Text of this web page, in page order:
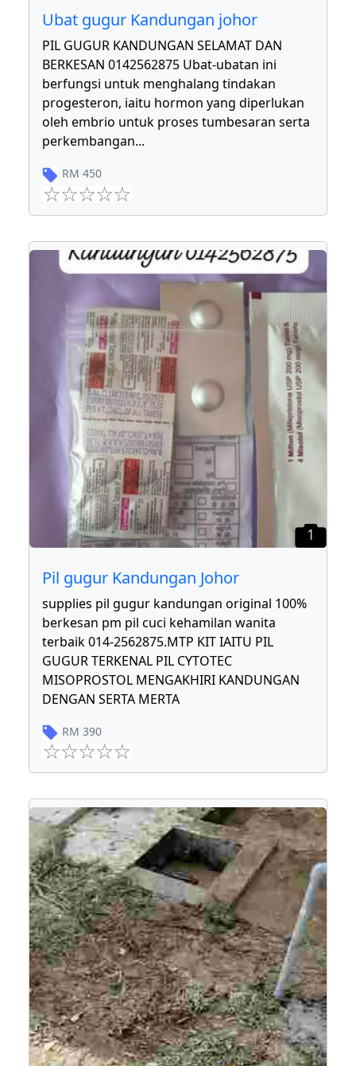
Ubat gugur Kandungan johor
PIL GUGUR KANDUNGAN SELAMAT DAN
BERKESAN 0142562875 Ubat-ubatan ini
berfungsi untuk menghalang tindakan
progesteron, iaitu hormon yang diperlukan
oleh embrio untuk proses tumbesaran serta
perkembangan...
RM 450
1
Pil gugur Kandungan Johor
supplies pil gugur kandungan original 100%
berkesan pm pil cuci kehamilan wanita
terbaik 014-2562875.MTP KIT IAITU PIL
GUGUR TERKENAL PIL CYTOTEC
MISOPROSTOL MENGAKHIRI KANDUNGAN
DENGAN SERTA MERTA
RM 390